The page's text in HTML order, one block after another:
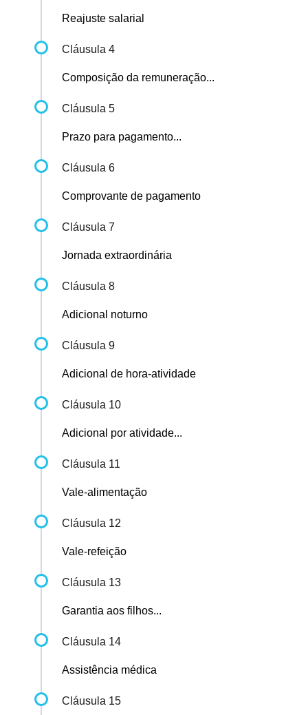
Reajuste salarial
Cláusula 4
Composição da remuneração...
Cláusula 5
Prazo para pagamento...
Cláusula 6
Comprovante de pagamento
Cláusula 7
Jornada extraordinária
Cláusula 8
Adicional noturno
Cláusula 9
Adicional de hora-atividade
Cláusula 10
Adicional por atividade...
Cláusula 11
Vale-alimentação
Cláusula 12
Vale-refeição
Cláusula 13
Garantia aos filhos...
Cláusula 14
Assistência médica
Cláusula 15